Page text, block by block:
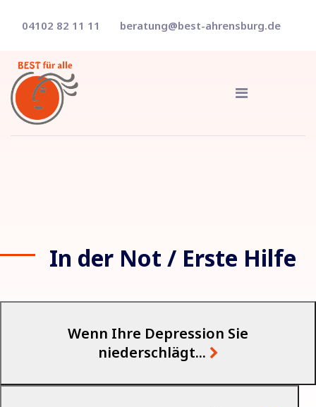
04102 82 11 11 beratung@best-ahrensburg.de
In der Not / Erste Hilfe
Wenn Ihre Depression Sie
niederschlägt...